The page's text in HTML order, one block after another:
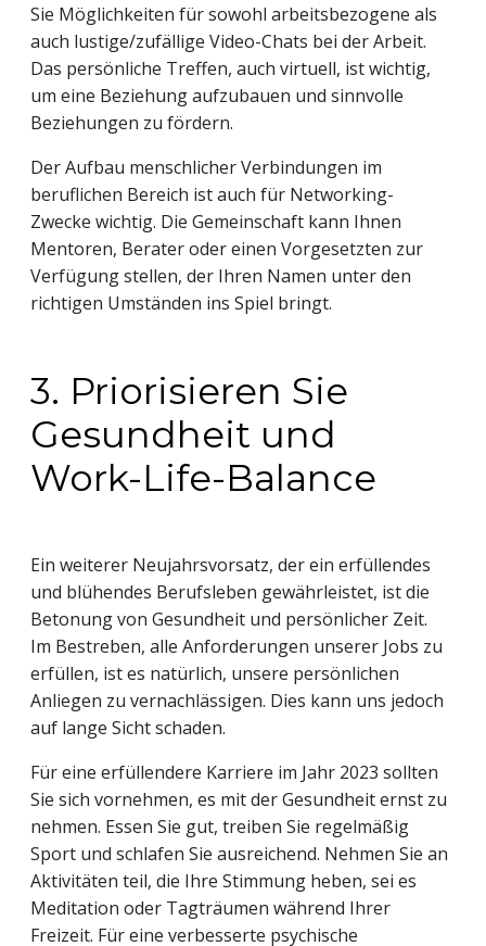
Sie Möglichkeiten für sowohl arbeitsbezogene als
auch lustige/zufällige Video-Chats bei der Arbeit.
Das persönliche Treffen, auch virtuell, ist wichtig,
um eine Beziehung aufzubauen und sinnvolle
Beziehungen zu fördern.
Der Aufbau menschlicher Verbindungen im
beruflichen Bereich ist auch für Networking-
Zwecke wichtig. Die Gemeinschaft kann Ihnen
Mentoren, Berater oder einen Vorgesetzten zur
Verfügung stellen, der Ihren Namen unter den
richtigen Umständen ins Spiel bringt.
3. Priorisieren Sie
Gesundheit und
Work-Life-Balance
Ein weiterer Neujahrsvorsatz, der ein erfüllendes
und blühendes Berufsleben gewährleistet, ist die
Betonung von Gesundheit und persönlicher Zeit.
Im Bestreben, alle Anforderungen unserer Jobs zu
erfüllen, ist es natürlich, unsere persönlichen
Anliegen zu vernachlässigen. Dies kann uns jedoch
auf lange Sicht schaden.
Für eine erfüllendere Karriere im Jahr 2023 sollten
Sie sich vornehmen, es mit der Gesundheit ernst zu
nehmen. Essen Sie gut, treiben Sie regelmäßig
Sport und schlafen Sie ausreichend. Nehmen Sie an
Aktivitäten teil, die Ihre Stimmung heben, sei es
Meditation oder Tagträumen während Ihrer
Freizeit. Für eine verbesserte psychische